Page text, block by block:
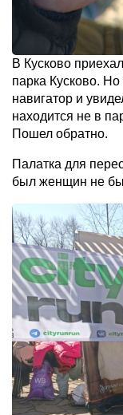
В Кусково
парка Кусково.
навигатор и
находится не в
Пошел обратно.
Палатка для
был женщин не